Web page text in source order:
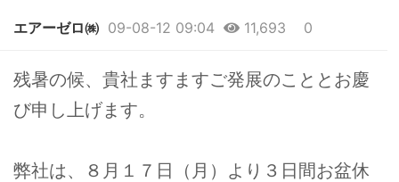
エアーゼロ㈱ 09-08-12 09:04 11,693 0
본문
残暑の候、貴社ますますご発展のこととお慶
び申し上げます。
弊社は、８月１７日（月）より３日間お盆休